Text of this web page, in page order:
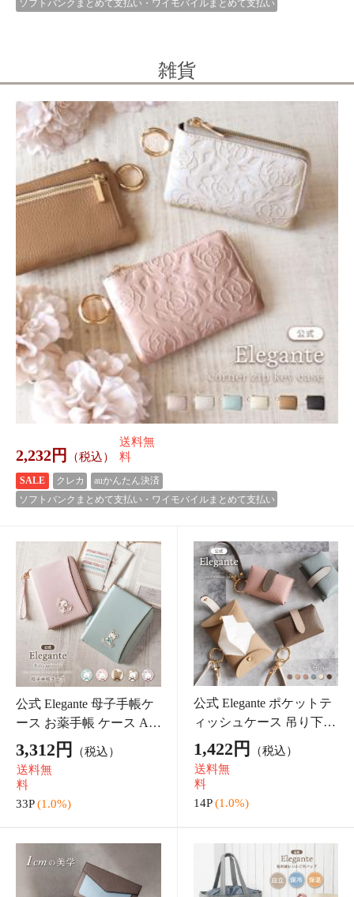
2,232円（税込）
送料無
料
クレカ
auかんたん決済
ソフトバンクまとめて支払い・ワイモバイルまとめて支払い
公式 Elegante 母子手帳ケ
ース お薬手帳 ケース A6
B6 動物 アニマル くま う
さぎ おくすり手帳ケース
通院ケース 診察券 保険証
ケース
3,312円
（税込）
送料無
料
公式 Elegante ポケットテ
ィッシュケース 吊り下げ
ティッシュケース 二つ折
り ポケットティッシュ
コンパクト 持ち運び カ
ラビナ ストラ
1,422円 （税込）
14P (1.0%)
公式 Elegante 通帳ケース
磁気防止 薄型 スキミング
防止 バイカラー くすみカ
ラー スリム コンパクト
通帳収納 RFID 可愛い お
洒落 大人
1,782円（税込）
送料無
(1.0%)
公式 Elegante エコバッグ
レジカゴ用バッグ 猫 エ
コバッグ 保冷 自立 大容
量 折りたたみ レジカゴ
買い物かごバッグ ネコ
ねこ たためる
2,502円（税なし）
料
(1.0%)
スマホケース